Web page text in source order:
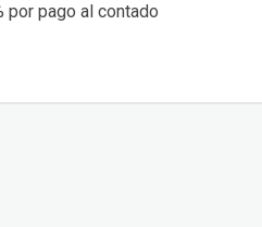
por pago al contado